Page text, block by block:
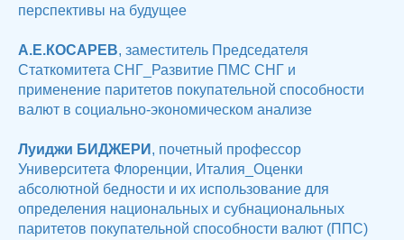
перспективы на будущее
А.Е.КОСАРЕВ, заместитель Председателя
Статкомитета СНГ_Развитие ПМС СНГ и
применение паритетов покупательной способности
валют в социально-экономическом анализе
Луиджи БИДЖЕРИ , почетный профессор
Университета Флоренции, Италия_Оценки
абсолютной бедности и их использование для
определения национальных и субнациональных
паритетов покупательной способности валют (ППС)